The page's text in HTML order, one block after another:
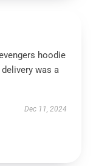
hoodie
was a
Dec 11, 2024